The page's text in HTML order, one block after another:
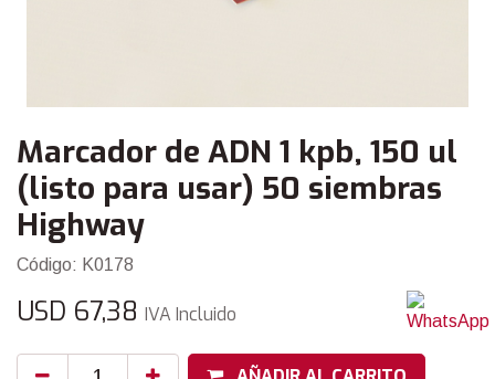
Marcador de ADN 1 kpb, 150 ul
(listo para usar) 50 siembras
Highway
Código: K0178
USD 67,38 IVA Incluido